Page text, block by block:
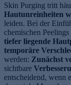
Skin Purging tritt
Hautunreinheiten
leiden. Bei der
chemischen
tiefer liegende
temporäre
werden: Zunächst
sichtbare
entscheidend, wenn